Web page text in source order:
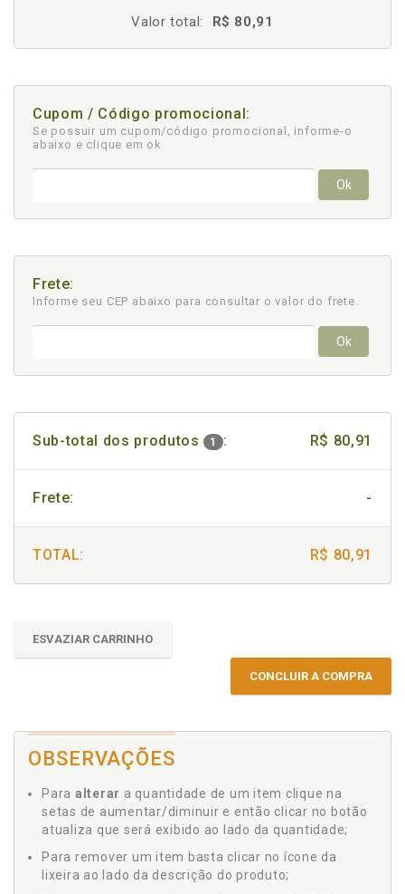
Valor total: R$ 80,91
Cupom / Código promocional:
Se possuir um cupom/código promocional, informe-o
abaixo e clique em ok
Ok
Frete:
Informe seu CEP abaixo para consultar o valor do frete.
Ok
Sub-total dos produtos 1 : R$ 80,91
Frete: -
TOTAL: R$ 80,91
ESVAZIAR CARRINHO
CONCLUIR A COMPRA
OBSERVAÇÕES
Para alterar a quantidade de um item clique na
setas de aumentar/diminuir e então clicar no botão
atualiza que será exibido ao lado da quantidade;
Para remover um item basta clicar no ícone da
lixeira ao lado da descrição do produto;